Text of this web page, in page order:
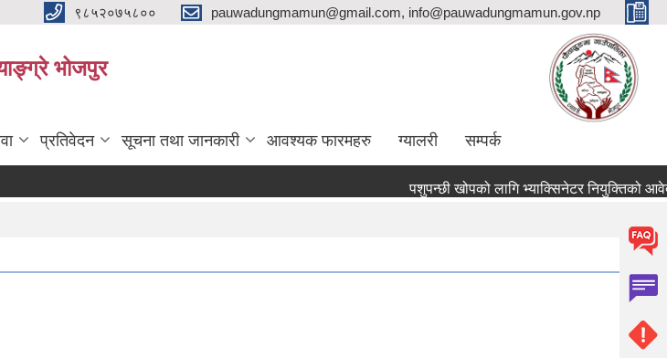
९८५२०७५८०० pauwadungmamun@gmail.com, info@pauwadungmamun.gov.np
भोजपुर
प्रतिवेदन सूचना तथा जानकारी आवश्यक फारमहरु ग्यालरी सम्पर्क
पशुपन्छी खोपको लागि भ्याक्सिनेटर नियुक्तिको आवेदन